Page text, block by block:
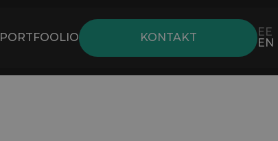
PORTFOOLIO KONTAKT
EE
EN